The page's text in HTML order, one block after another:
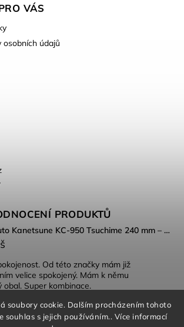
soubory cookie. Dalším procházením tohoto
souhlas s jejich používáním.. Více informací
VÁS
osobních údajů
PRODUKTŮ
Japonský nůž Gyuto Kanetsune KC-950 Tsuchime 240 mm – DSR-1K6 ocel, Tsuchime povrch
Od této značky mám již
velice spokojený. Mám k němu
obal. Super kombinace.